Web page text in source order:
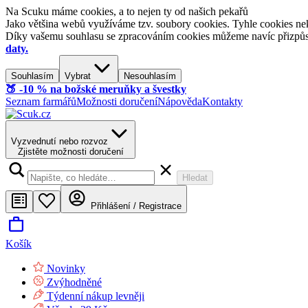
Na Scuku máme cookies, a to nejen ty od našich pekařů
Jako většina webů využíváme tzv. soubory cookies. Tyhle cookies
Díky vašemu souhlasu se zpracováním cookies můžeme navíc
daty.
Souhlasím Vybrat Nesouhlasím
🍑​ -10 % na božské meruňky a švestky
Seznam farmářůMožnosti doručeníNápovědaKontakty
Vyzvednutí nebo rozvoz
Zjistěte možnosti doručení
Hledat
Přihlášení / Registrace
Košík
Novinky
Zvýhodněné
Týdenní nákup levněji